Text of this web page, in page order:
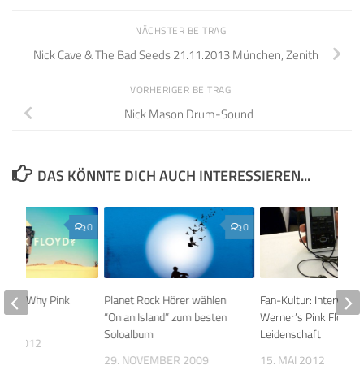
NÄCHSTER BEITRAG
Nick Cave & The Bad Seeds 21.11.2013 München, Zenith
VORHERIGER BEITRAG
Nick Mason Drum-Sound
DAS KÖNNTE DICH AUCH INTERESSIEREN...
0
Planet Rock Hörer wählen
“On an Island” zum besten
Soloalbum
29. NOVEMBER 2009
Fan-Kultur: Interview
Werner’s Pink Floyd
Leidenschaft
15. MAI 2012
0
“Why Pink
2012